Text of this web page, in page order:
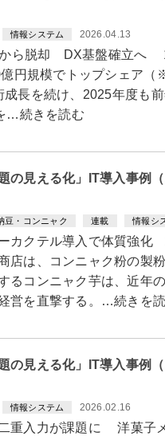
情報システム 2026.04.13
ら脱却 DX基盤確立へ
円規模でトップシェア
成長を続け、2025年度も
…続きを読む
の見える化」IT導入事例
豆・コンニャク 連載 情報シ
カクテル導入で体質強
店は、コンニャク粉の製
るコンニャク芋は、近年
営を直撃する。…続きを
の見える化」IT導入事例
情報システム 2026.02.16
入力が課題に 洋菓子メ